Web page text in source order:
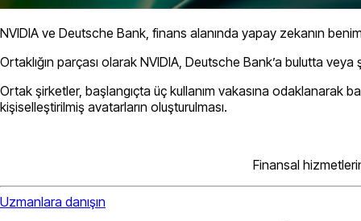
NVIDIA ve Deutsche Bank, finans alanında yapay zekanın
Ortaklığın parçası olarak NVIDIA, Deutsche Bank’a bulutta
Ortak şirketler, başlangıçta üç kullanım vakasına odaklanarak
kişiselleştirilmiş avatarların oluşturulması.
Finansal
Uzmanlara danışın